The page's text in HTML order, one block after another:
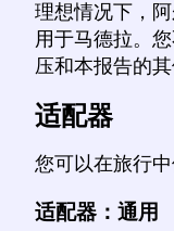
理想情况下，
用于马德拉。
压和本报告的
适配器
您可以在旅行
适配器：通用